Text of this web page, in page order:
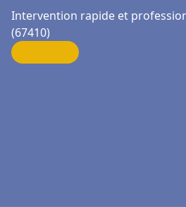
Intervention rapide et
(67410)